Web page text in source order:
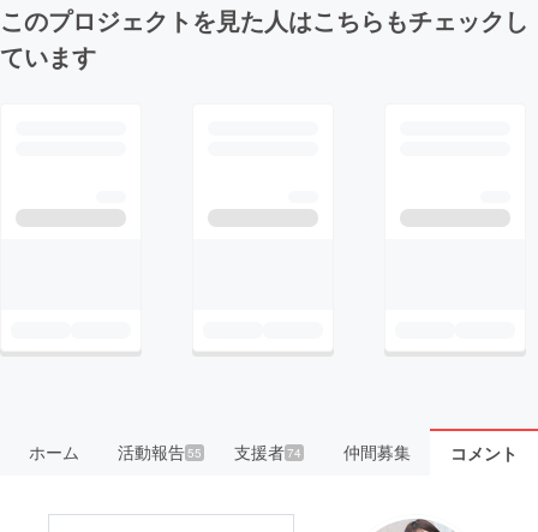
このプロジェクトを見た人はこちらもチェックし
ています
ホーム 活動報告55 支援者74 仲間募集 コメント